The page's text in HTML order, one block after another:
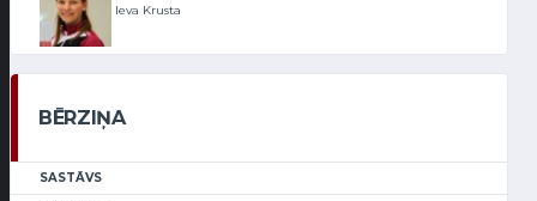
Ieva Krusta
BĒRZIŅA
SASTĀVS